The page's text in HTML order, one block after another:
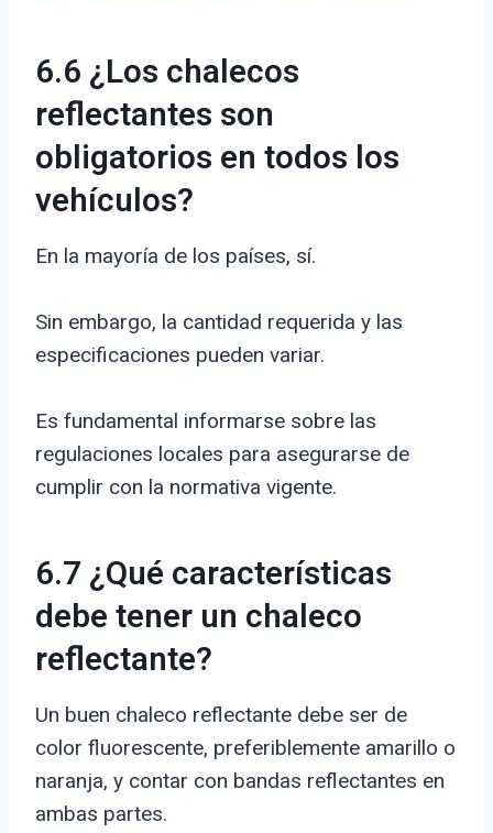
6.6 ¿Los chalecos
reflectantes son
obligatorios en todos los
vehículos?
En la mayoría de los países, sí.
Sin embargo, la cantidad requerida y las
especificaciones pueden variar.
Es fundamental informarse sobre las
regulaciones locales para asegurarse de
cumplir con la normativa vigente.
6.7 ¿Qué características
debe tener un chaleco
reflectante?
Un buen chaleco reflectante debe ser de
color fluorescente, preferiblemente amarillo o
naranja, y contar con bandas reflectantes en
ambas partes.